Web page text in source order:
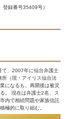
登録番号35409号）
て、2007年に仙台弁護士
（現・アイリス仙台法
になるも、再開後は被災
。 現在は弁護士2名、ス
内で相続問題や家族信託
極的に取り組む。